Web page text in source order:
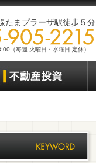
たまプラーザ駅徒歩５分
（毎週 火曜日・水曜日 定休）